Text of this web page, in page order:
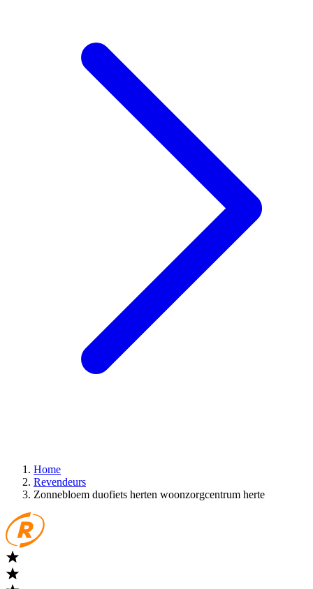
Home
Revendeurs
Zonnebloem duofiets herten woonzorgcentrum herte